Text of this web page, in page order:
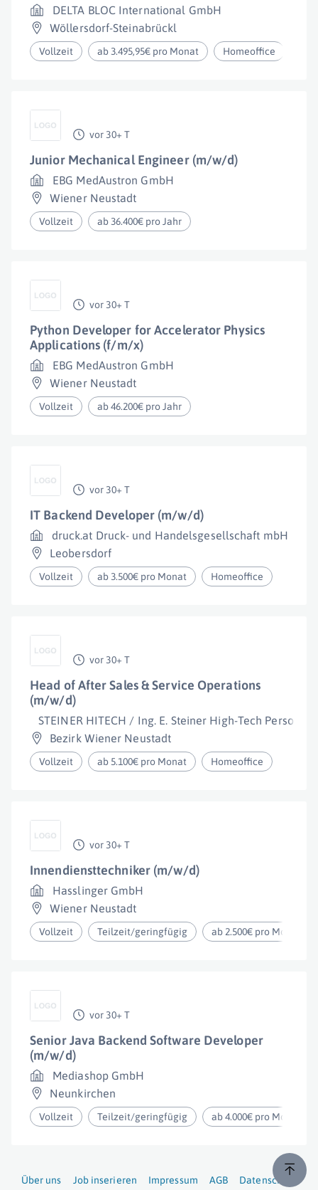
DELTA BLOC International GmbH
Wöllersdorf-Steinabrückl
Vollzeit ab 3.495,95€ pro Monat Homeoffice
vor 30+ T
Junior Mechanical Engineer (m/w/d)
EBG MedAustron GmbH
Wiener Neustadt
Vollzeit ab 36.400€ pro Jahr
vor 30+ T
Python Developer for Accelerator Physics
Applications (f/m/x)
EBG MedAustron GmbH
Wiener Neustadt
Vollzeit ab 46.200€ pro Jahr
vor 30+ T
IT Backend Developer (m/w/d)
druck.at Druck- und Handelsgesellschaft mbH
Leobersdorf
Vollzeit ab 3.500€ pro Monat Homeoffice
vor 30+ T
Head of After Sales & Service Operations
(m/w/d)
STEINER HITECH / Ing. E. Steiner High-Tech
Bezirk Wiener Neustadt
Vollzeit ab 5.100€ pro Monat Homeoffice
vor 30+ T
Innendiensttechniker (m/w/d)
Hasslinger GmbH
Wiener Neustadt
Vollzeit Teilzeit/geringfügig ab 2.500€ pro Monat
vor 30+ T
Senior Java Backend Software Developer
(m/w/d)
Mediashop GmbH
Neunkirchen
Vollzeit Teilzeit/geringfügig ab 4.000€ pro Monat
Über uns Job inserieren Impressum AGB Datenschutz